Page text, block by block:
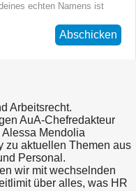
echten Namens ist
Abschicken
Arbeitsrecht.
AuA-Chefredakteur
Mendolia
zu aktuellen Themen aus
Personal.
wir mit wechselnden
über alles, was HR